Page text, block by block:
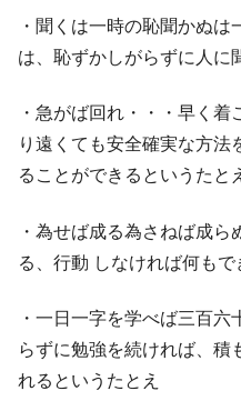
・聞くは一時の恥聞かぬ
は、恥ずかしがらずに人に
・急がば回れ・・・早く
り遠くても安全確実な方法
ることができるというたと
・為せば成る為さねば成
る、行動 しなければ何もで
・一日一字を学べば三百
らずに勉強を続ければ、積
れるというたとえ